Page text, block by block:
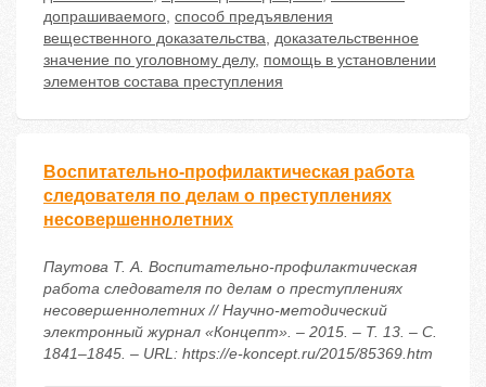
допрашиваемого, способ предъявления
вещественного доказательства, доказательственное
значение по уголовному делу, помощь в установлении
элементов состава преступления
Воспитательно-профилактическая работа
следователя по делам о преступлениях
несовершеннолетних
Паутова Т. А. Воспитательно-профилактическая
работа следователя по делам о преступлениях
несовершеннолетних // Научно-методический
электронный журнал «Концепт». – 2015. – Т. 13. – С.
1841–1845. – URL: https://e-koncept.ru/2015/85369.htm